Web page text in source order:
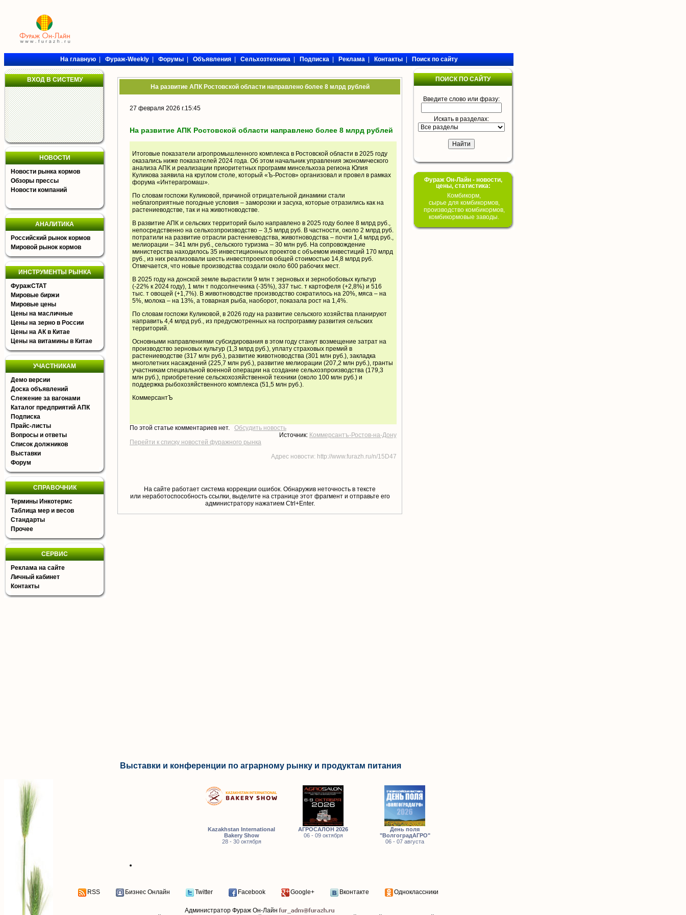
На главную|Фураж-Weekly|Форумы|Объявления|Сельхозтехника|Подписка|Реклама|Контакты|Поиск по сайту
ВХОД В СИСТЕМУ
НОВОСТИ
Новости рынка кормов
Обзоры прессы
Новости компаний
АНАЛИТИКА
Российский рынок кормов
Мировой рынок кормов
ИНСТРУМЕНТЫ РЫНКА
ФуражСТАТ
Мировые биржи
Мировые цены
Цены на масличные
Цены на зерно в России
Цены на АК в Китае
Цены на витамины в Китае
УЧАСТНИКАМ
Демо версии
Доска объявлений
Слежение за вагонами
Каталог предприятий АПК
Подписка
Прайс-листы
Вопросы и ответы
Список должников
Выставки
Форум
СПРАВОЧНИК
Термины Инкотермс
Таблица мер и весов
Стандарты
Прочее
СЕРВИС
Реклама на сайте
Личный кабинет
Контакты
На развитие АПК Ростовской области направлено более 8 млрд рублей
27 февраля 2026 г.15:45
На развитие АПК Ростовской области направлено более 8 млрд рублей
Итоговые показатели агропромышленного комплекса в Ростовской области в 2025 году
оказались ниже показателей 2024 года. Об этом начальник управления экономического
анализа АПК и реализации приоритетных программ минсельхоза региона Юлия
Куликова заявила на круглом столе, который «Ъ-Ростов» организовал и провел в рамках
форума «Интерагромаш».
По словам госпожи Куликовой, причиной отрицательной динамики стали
неблагоприятные погодные условия – заморозки и засуха, которые отразились как на
растениеводстве, так и на животноводстве.
В развитие АПК и сельских территорий было направлено в 2025 году более 8 млрд руб.,
непосредственно на сельхозпроизводство – 3,5 млрд руб. В частности, около 2 млрд руб.
потратили на развитие отрасли растениеводства, животноводства – почти 1,4 млрд руб.,
мелиорации – 341 млн руб., сельского туризма – 30 млн руб. На сопровождение
министерства находилось 35 инвестиционных проектов с объемом инвестиций 170 млрд
руб., из них реализовали шесть инвестпроектов общей стоимостью 14,8 млрд руб.
Отмечается, что новые производства создали около 600 рабочих мест.
В 2025 году на донской земле вырастили 9 млн т зерновых и зернобобовых культур
(-22% к 2024 году), 1 млн т подсолнечника (-35%), 337 тыс. т картофеля (+2,8%) и 516
тыс. т овощей (+1,7%). В животноводстве производство сократилось на 20%, мяса – на
5%, молока – на 13%, а товарная рыба, наоборот, показала рост на 1,4%.
По словам госпожи Куликовой, в 2026 году на развитие сельского хозяйства планируют
направить 4,4 млрд руб., из предусмотренных на госпрограмму развития сельских
территорий.
Основными направлениями субсидирования в этом году станут возмещение затрат на
производство зерновых культур (1,3 млрд руб.), уплату страховых премий в
растениеводстве (317 млн руб.), развитие животноводства (301 млн руб.), закладка
многолетних насаждений (225,7 млн руб.), развитие мелиорации (207,2 млн руб.), гранты
участникам специальной военной операции на создание сельхозпроизводства (179,3
млн руб.), приобретение сельскохозяйственной техники (около 100 млн руб.) и
поддержка рыбохозяйственного комплекса (51,5 млн руб.).
КоммерсантЪ
По этой статье комментариев нет. Обсудить новость
Источник: Коммерсантъ-Ростов-на-Дону
Перейти к списку новостей фуражного рынка
Адрес новости: http://www.furazh.ru/n/15D47
На сайте работает система коррекции ошибок. Обнаружив неточность в тексте
или неработоспособность ссылки, выделите на странице этот фрагмент и отправьте его
aдминистратору нажатием Ctrl+Enter.
ПОИСК ПО САЙТУ
Введите слово или фразу:
Искать в разделах:
Фураж Он-Лайн - новости,
цены, статистика:
Комбикорм,
сырье для комбикормов,
производство комбикормов,
комбикормовые заводы.
Выставки и конференции по аграрному рынку и продуктам питания
Kazakhstan International
Bakery Show
28 - 30 октября
АГРОСАЛОН 2026
06 - 09 октября
День поля
"ВолгоградАГРО"
06 - 07 августа
RSS Бизнес Онлайн Twitter Facebook Google+ Вконтакте Одноклассники
Администратор Фураж Он-Лайн